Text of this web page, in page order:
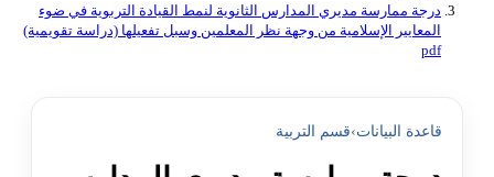
درجة ممارسة مديري المدارس الثانوية لنمط القيادة التربوية في ضوء
المعايير الإسلامية من وجهة نظر المعلمين وسبل تفعيلها (دراسة تقويمية)
pdf
قاعدة البيانات›قسم التربية